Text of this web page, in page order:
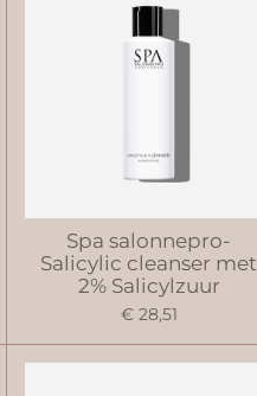
Spa salonnepro-
Salicylic cleanser met
2% Salicylzuur
€ 28,51